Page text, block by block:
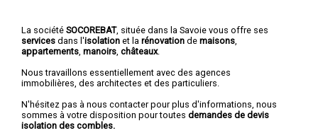
La société SOCOREBAT, située dans la Savoie vous offre ses
services dans l'isolation et la rénovation de maisons,
appartements, manoirs, châteaux.
Nous travaillons essentiellement avec des agences
immobilières, des architectes et des particuliers.
N'hésitez pas à nous contacter pour plus d'informations, nous
sommes à votre disposition pour toutes demandes de devis
isolation des combles.